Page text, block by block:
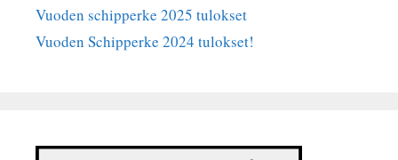
Vuoden schipperke 2025 tulokset
Vuoden Schipperke 2024 tulokset!